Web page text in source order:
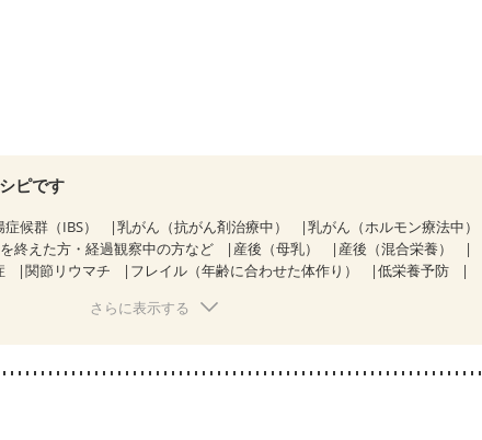
ピです
候群（IBS） 乳がん（抗がん剤治療中）
乳がん（ホルモン療法中）
終えた方・経過観察中の方など 産後（母乳）
産後（混合栄養）
関節リウマチ フレイル（年齢に合わせた体作り）
低栄養予防
さらに表示する